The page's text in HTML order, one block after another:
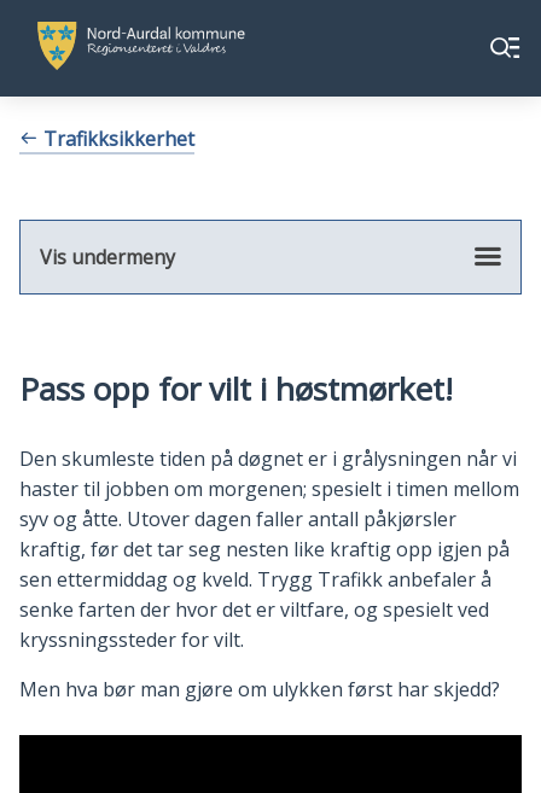
Nord-
Aurdal
kommune
Aurdal
Meny
Du Trafikksikkerhet
Vis undermeny
Pass opp for vilt i høstmørket!
Den skumleste tiden på døgnet er i grålysningen når vi
haster til jobben om morgenen; spesielt i timen mellom
syv og åtte. Utover dagen faller antall påkjørsler
kraftig, før det tar seg nesten like kraftig opp igjen på
sen ettermiddag og kveld. Trygg Trafikk anbefaler å
senke farten der hvor det er viltfare, og spesielt ved
kryssningssteder for vilt.
Men hva bør man gjøre om ulykken først har skjedd?